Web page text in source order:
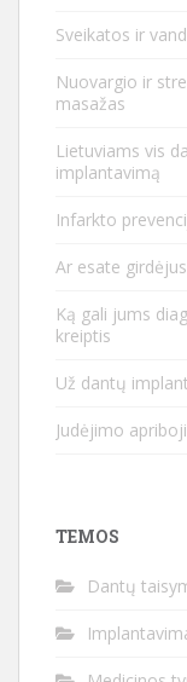
Sveikatos ir
Nuovargio ir
masažas
Lietuviams vis
implantavimą
Infarkto
Ar esate
Ką gali jums
kreiptis
Už dantų
Judėjimo
TEMOS
Dantų